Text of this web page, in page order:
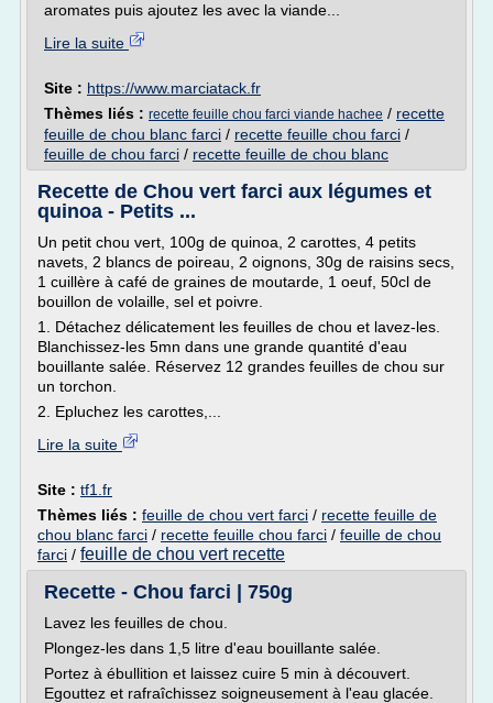
aromates puis ajoutez les avec la viande...
Lire la suite
Site : https://www.marciatack.fr
Thèmes liés : recette feuille chou farci viande hachee / recette
feuille de chou blanc farci / recette feuille chou farci /
feuille de chou farci / recette feuille de chou blanc
Recette de Chou vert farci aux légumes et
quinoa - Petits ...
Un petit chou vert, 100g de quinoa, 2 carottes, 4 petits
navets, 2 blancs de poireau, 2 oignons, 30g de raisins secs,
1 cuillère à café de graines de moutarde, 1 oeuf, 50cl de
bouillon de volaille, sel et poivre.
1. Détachez délicatement les feuilles de chou et lavez-les.
Blanchissez-les 5mn dans une grande quantité d'eau
bouillante salée. Réservez 12 grandes feuilles de chou sur
un torchon.
2. Epluchez les carottes,...
Lire la suite
Site : tf1.fr
Thèmes liés : feuille de chou vert farci / recette feuille de
chou blanc farci / recette feuille chou farci / feuille de chou
farci / feuille de chou vert recette
Recette - Chou farci | 750g
Lavez les feuilles de chou.
Plongez-les dans 1,5 litre d'eau bouillante salée.
Portez à ébullition et laissez cuire 5 min à découvert.
Egouttez et rafraîchissez soigneusement à l'eau glacée.